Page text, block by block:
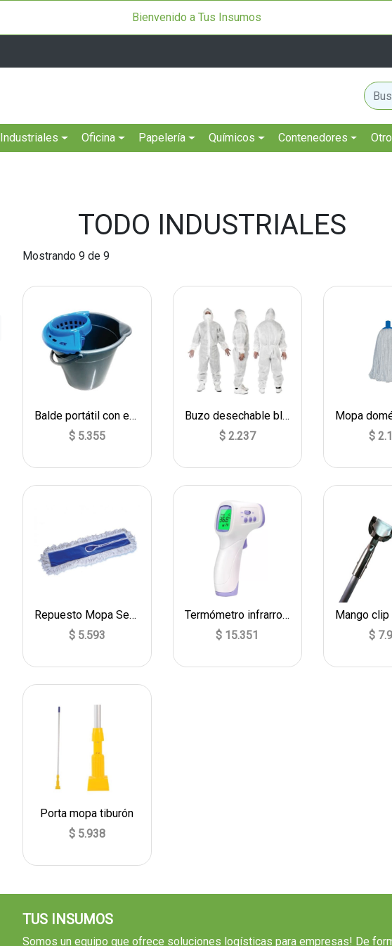
Bienvenido a Tus Insumos
Industriales Oficina Papelería Químicos Contenedores
TODO INDUSTRIALES
Mostrando 9 de 9
Balde portátil con estrujador
$ 5.355
Buzo desechable blanco
$ 2.237
$
Repuesto Mopa Seca avión
$ 5.593
Termómetro infrarrojo
$ 15.351
$
Porta mopa tiburón
$ 5.938
TUS INSUMOS
Somos un equipo que ofrece soluciones logísticas para empresas! De